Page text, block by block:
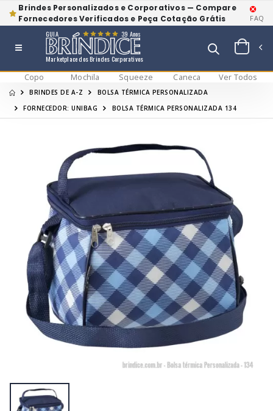
Brindes Personalizados e Corporativos — Compare
Fornecedores Verificados e Peça Cotação Grátis
FAQ
Marketplace dos Brindes Corporativos
GUIA 39 Anos
Copo Mochila Squeeze Caneca Ver Todos
BRINDES DE A-Z
BOLSA TÉRMICA PERSONALIZADA
FORNECEDOR: UNIBAG
BOLSA TÉRMICA PERSONALIZADA 134